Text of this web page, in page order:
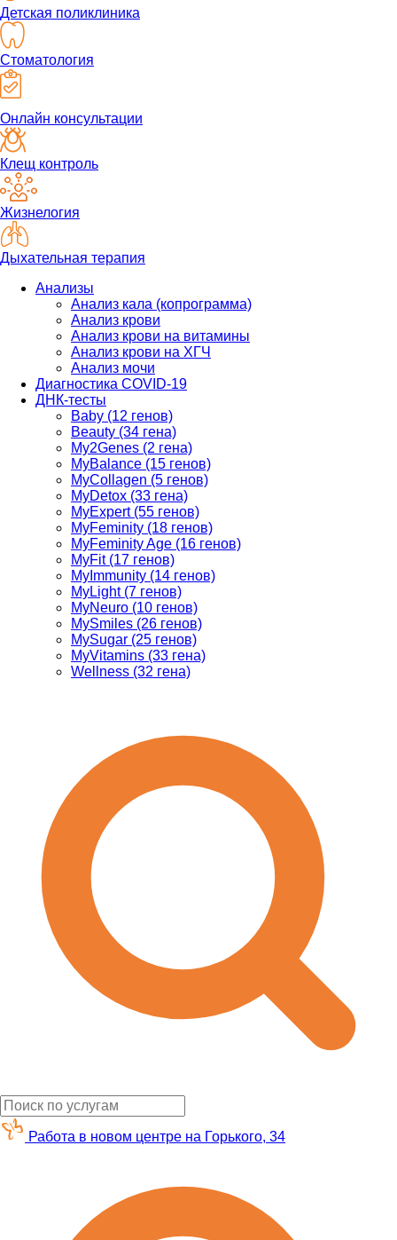
Детская поликлиника
Стоматология
Онлайн консультации
Клещ контроль
Жизнелогия
Дыхательная терапия
Анализы
Анализ кала (копрограмма)
Анализ крови
Анализ крови на витамины
Анализ крови на ХГЧ
Анализ мочи
Диагностика COVID-19
ДНК-тесты
Baby (12 генов)
Beauty (34 гена)
My2Genes (2 гена)
MyBalance (15 генов)
MyCollagen (5 генов)
MyDetox (33 гена)
MyExpert (55 генов)
MyFeminity (18 генов)
MyFeminity Age (16 генов)
MyFit (17 генов)
MyImmunity (14 генов)
MyLight (7 генов)
MyNeuro (10 генов)
MySmiles (26 генов)
MySugar (25 генов)
MyVitamins (33 гена)
Wellness (32 гена)
Работа в новом центре на Горького, 34